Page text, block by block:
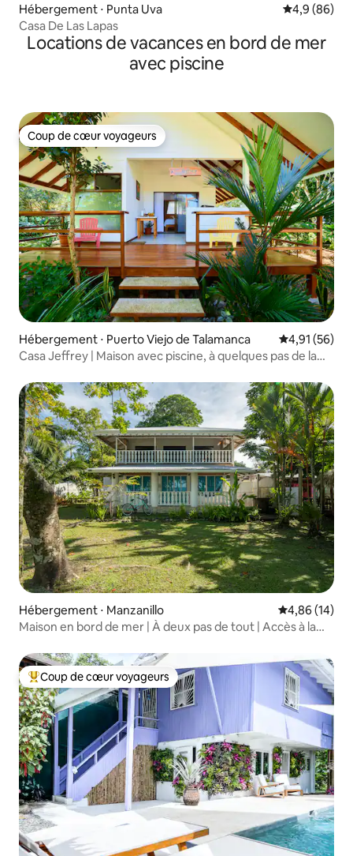
Hébergement ⋅ Punta Uva Évaluation
4,9 (86)
Casa De Las Lapas
Locations de vacances en bord de mer
avec piscine
Coup de cœur voyageurs
Coup de cœur voyageurs
Hébergement ⋅ Puerto Viejo de Talamanca Évaluation
4,91 (56)
Casa Jeffrey | Maison avec piscine, à quelques pas de la
Hébergement ⋅ Manzanillo Évaluation
4,86 (14)
Maison en bord de mer | À deux pas de tout | Accès à la
Coups de cœur voyageurs les plus appréciés
Coup de cœur voyageurs